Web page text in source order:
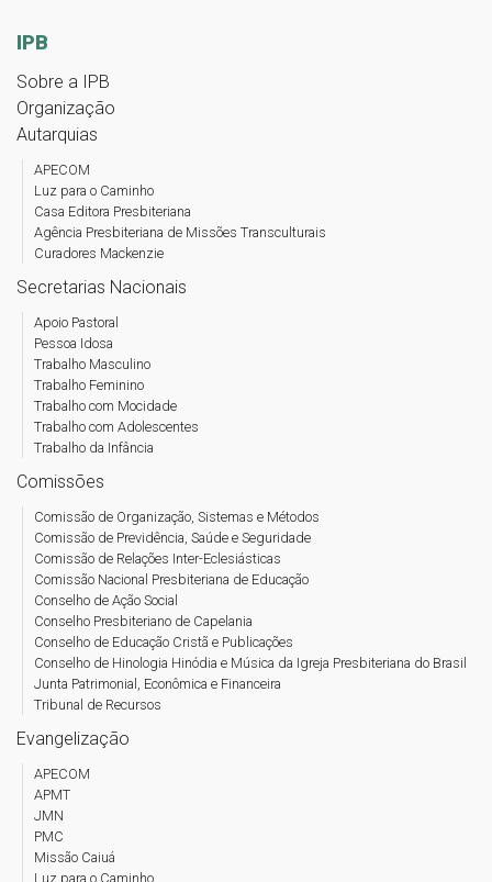
IPB
Sobre a IPB
Organização
Autarquias
APECOM
Luz para o Caminho
Casa Editora Presbiteriana
Agência Presbiteriana de Missões Transculturais
Curadores Mackenzie
Secretarias Nacionais
Apoio Pastoral
Pessoa Idosa
Trabalho Masculino
Trabalho Feminino
Trabalho com Mocidade
Trabalho com Adolescentes
Trabalho da Infância
Comissões
Comissão de Organização, Sistemas e Métodos
Comissão de Previdência, Saúde e Seguridade
Comissão de Relações Inter-Eclesiásticas
Comissão Nacional Presbiteriana de Educação
Conselho de Ação Social
Conselho Presbiteriano de Capelania
Conselho de Educação Cristã e Publicações
Conselho de Hinologia Hinódia e Música da Igreja Presbiteriana do Brasil
Junta Patrimonial, Econômica e Financeira
Tribunal de Recursos
Evangelização
APECOM
APMT
JMN
PMC
Missão Caiuá
Luz para o Caminho